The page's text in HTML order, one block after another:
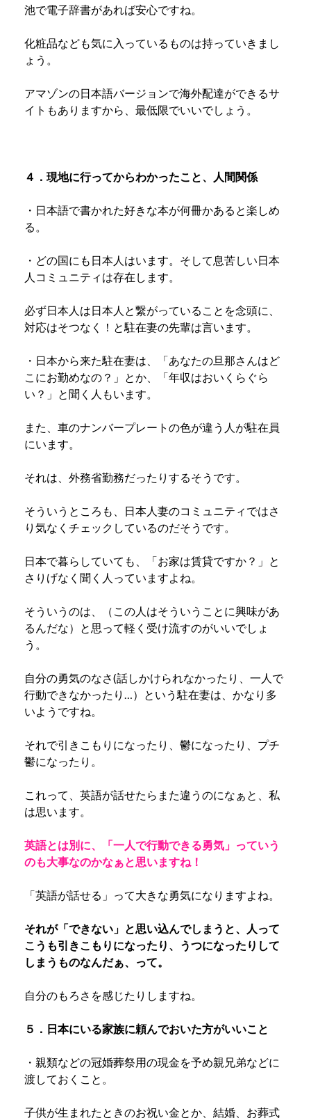
池で電子辞書があれば安心ですね。
化粧品なども気に入っているものは持っていきまし
ょう。
アマゾンの日本語バージョンで海外配達ができるサ
イトもありますから、最低限でいいでしょう。
４．現地に行ってからわかったこと、人間関係
・日本語で書かれた好きな本が何冊かあると楽しめ
る。
・どの国にも日本人はいます。そして息苦しい日本
人コミュニティは存在します。
必ず日本人は日本人と繋がっていることを念頭に、
対応はそつなく！と駐在妻の先輩は言います。
・日本から来た駐在妻は、「あなたの旦那さんはど
こにお勤めなの？」とか、「年収はおいくらぐら
い？」と聞く人もいます。
また、車のナンバープレートの色が違う人が駐在員
にいます。
それは、外務省勤務だったりするそうです。
そういうところも、日本人妻のコミュニティではさ
り気なくチェックしているのだそうです。
日本で暮らしていても、「お家は賃貸ですか？」と
さりげなく聞く人っていますよね。
そういうのは、（この人はそういうことに興味があ
るんだな）と思って軽く受け流すのがいいでしょ
う。
自分の勇気のなさ(話しかけられなかったり、一人で
行動できなかったり…）という駐在妻は、かなり多
いようですね。
それで引きこもりになったり、鬱になったり、プチ
鬱になったり。
これって、英語が話せたらまた違うのになぁと、私
は思います。
英語とは別に、「一人で行動できる勇気」っていう
のも大事なのかなぁと思いますね！
「英語が話せる」って大きな勇気になりますよね。
それが「できない」と思い込んでしまうと、人って
こうも引きこもりになったり、うつになったりして
しまうものなんだぁ、って。
自分のもろさを感じたりしますね。
５．日本にいる家族に頼んでおいた方がいいこと
・親類などの冠婚葬祭用の現金を予め親兄弟などに
渡しておくこと。
子供が生まれたときのお祝い金とか、結婚、お葬式